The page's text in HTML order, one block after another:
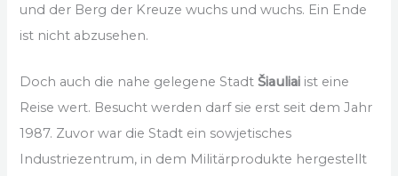
und der Berg der Kreuze wuchs und wuchs. Ein Ende
ist nicht abzusehen.
Doch auch die nahe gelegene StadtŠiauliai ist eine
Reise wert. Besucht werden darf sie erst seit dem Jahr
1987. Zuvor war die Stadt ein sowjetisches
Industriezentrum, in dem Militärprodukte hergestellt